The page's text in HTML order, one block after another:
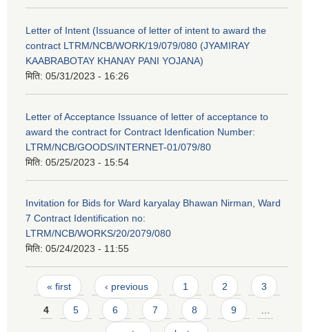
Letter of Intent (Issuance of letter of intent to award the
contract LTRM/NCB/WORK/19/079/080 (JYAMIRAY
KAABRABOTAY KHANAY PANI YOJANA)
मिति: 05/31/2023 - 16:26
Letter of Acceptance Issuance of letter of acceptance to
award the contract for Contract Idenfication Number:
LTRM/NCB/GOODS/INTERNET-01/079/80
मिति: 05/25/2023 - 15:54
Invitation for Bids for Ward karyalay Bhawan Nirman, Ward
7 Contract Identification no:
LTRM/NCB/WORKS/20/2079/080
मिति: 05/24/2023 - 11:55
Pages
« first ‹ previous 1 2 3
4 5 6 7 8 9